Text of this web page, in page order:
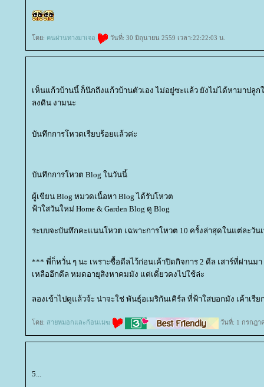
ดย: คนผ่านทางมาเจอ วันที่: 30 มิถุนายน 2559 เวลา:22:22:03 น.
เห็นแก้วบ้านนี้ ก็นึกถึงแก้วบ้านตัวเอง ไม่อยู่ซะแล้ว ยังไม่ได้หามาปลูก
ลงดิน งามนะ
บันทึกการโหวตเรียบร้อยแล้วค่ะ
บันทึกการโหวต Blog ในวันนี้
ผู้เขียน Blog หมวดเนื้อหา Blog ได้รับโหวต
ฟ้าใสวันใหม่ Home & Garden Blog ดู Blog
ระบบจะบันทึกคะแนนโหวต เฉพาะการโหวต 10 ครั้งล่าสุดในแต่ละวัน
*** พี่ก็หวั่น ๆ นะ เพราะซื้อดีลไว้ก่อนเค้าปิดกิจการ 2 ดีล เสาร์ที่ผ่านม
เหลืออีกดีล หมดอายุสิงหาคมมัง แต่เดี๋ยวคงไปใช้ล่ะ
ลองเข้าไปดูแล้วจ้ะ น่าจะใช่ พันธุ์อเมริกันเคิร์ล ที่ฟ้าใสบอกมัง เค้าเรี
ดย: สายหมอกและก้อนเมฆ วันที่: 1 กรกฎา
5...